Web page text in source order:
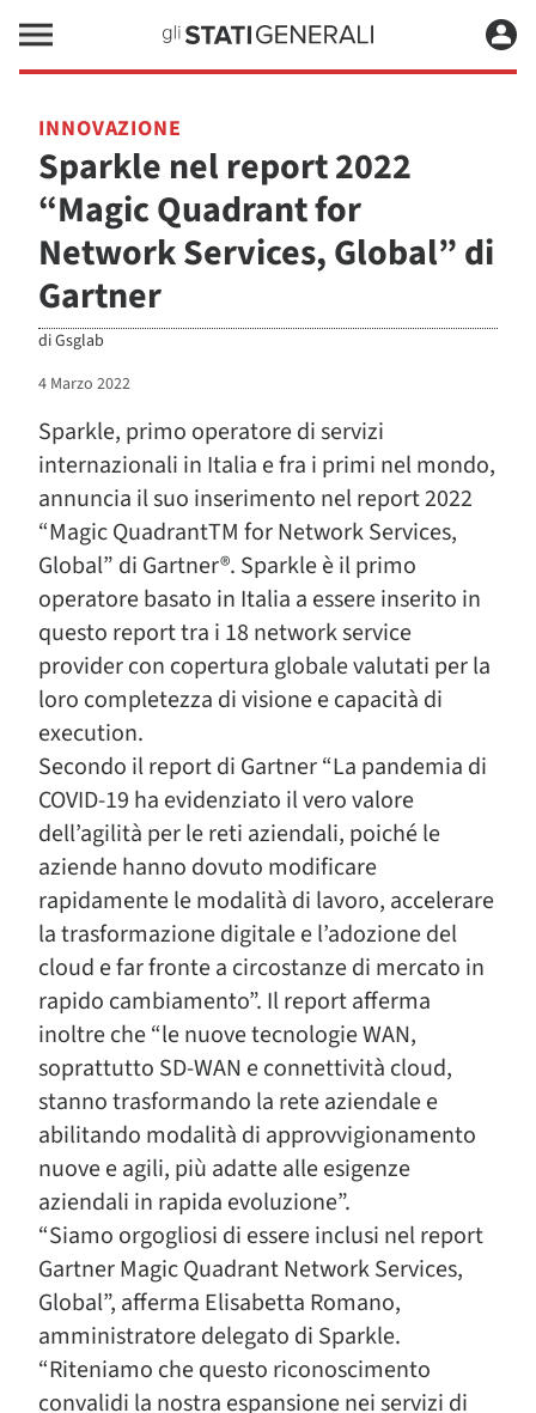
INNOVAZIONE
Sparkle nel report 2022
“Magic Quadrant for
Network Services, Global” di
Gartner
diGsglab
4 Marzo 2022
Sparkle, primo operatore di servizi
internazionali in Italia e fra i primi nel mondo,
annuncia il suo inserimento nel report 2022
“Magic QuadrantTM for Network Services,
Global” di Gartner®. Sparkle è il primo
operatore basato in Italia a essere inserito in
questo report tra i 18 network service
provider con copertura globale valutati per la
loro completezza di visione e capacità di
execution.
Secondo il report di Gartner “La pandemia di
COVID-19 ha evidenziato il vero valore
dell’agilità per le reti aziendali, poiché le
aziende hanno dovuto modificare
rapidamente le modalità di lavoro, accelerare
la trasformazione digitale e l’adozione del
cloud e far fronte a circostanze di mercato in
rapido cambiamento”. Il report afferma
inoltre che “le nuove tecnologie WAN,
soprattutto SD-WAN e connettività cloud,
stanno trasformando la rete aziendale e
abilitando modalità di approvvigionamento
nuove e agili, più adatte alle esigenze
aziendali in rapida evoluzione”.
“Siamo orgogliosi di essere inclusi nel report
Gartner Magic Quadrant Network Services,
Global”, afferma Elisabetta Romano,
amministratore delegato di Sparkle.
“Riteniamo che questo riconoscimento
convalidi la nostra espansione nei servizi di